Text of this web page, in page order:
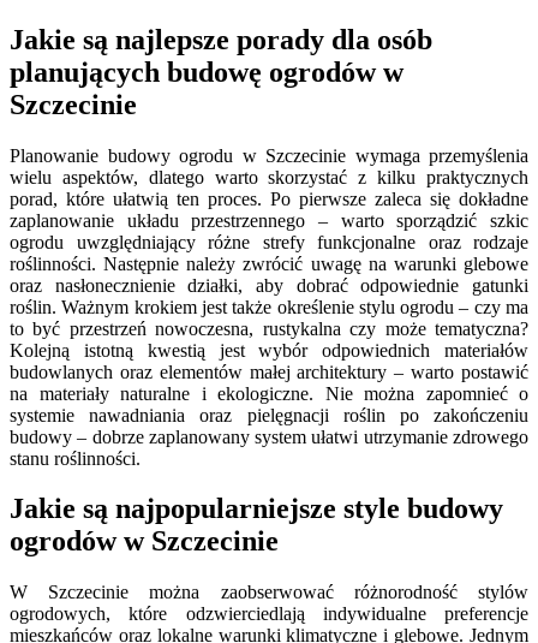
Jakie są najlepsze porady dla osób
planujących budowę ogrodów w
Szczecinie
Planowanie budowy ogrodu w Szczecinie wymaga przemyślenia
wielu aspektów, dlatego warto skorzystać z kilku praktycznych
porad, które ułatwią ten proces. Po pierwsze zaleca się dokładne
zaplanowanie układu przestrzennego – warto sporządzić szkic
ogrodu uwzględniający różne strefy funkcjonalne oraz rodzaje
roślinności. Następnie należy zwrócić uwagę na warunki glebowe
oraz nasłonecznienie działki, aby dobrać odpowiednie gatunki
roślin. Ważnym krokiem jest także określenie stylu ogrodu – czy ma
to być przestrzeń nowoczesna, rustykalna czy może tematyczna?
Kolejną istotną kwestią jest wybór odpowiednich materiałów
budowlanych oraz elementów małej architektury – warto postawić
na materiały naturalne i ekologiczne. Nie można zapomnieć o
systemie nawadniania oraz pielęgnacji roślin po zakończeniu
budowy – dobrze zaplanowany system ułatwi utrzymanie zdrowego
stanu roślinności.
Jakie są najpopularniejsze style budowy
ogrodów w Szczecinie
W Szczecinie można zaobserwować różnorodność stylów
ogrodowych, które odzwierciedlają indywidualne preferencje
mieszkańców oraz lokalne warunki klimatyczne i glebowe. Jednym